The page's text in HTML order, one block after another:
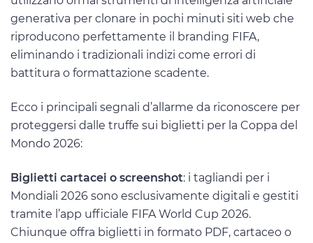
generativa per clonare in pochi minuti siti web che
riproducono perfettamente il branding FIFA,
eliminando i tradizionali indizi come errori di
battitura o formattazione scadente.
Ecco i principali segnali d’allarme da riconoscere per
proteggersi dalle truffe sui biglietti per la Coppa del
Mondo 2026:
Biglietti cartacei o screenshot: i tagliandi per i
Mondiali 2026 sono esclusivamente digitali e gestiti
tramite l’app ufficiale FIFA World Cup 2026.
Chiunque offra biglietti in formato PDF, cartaceo o